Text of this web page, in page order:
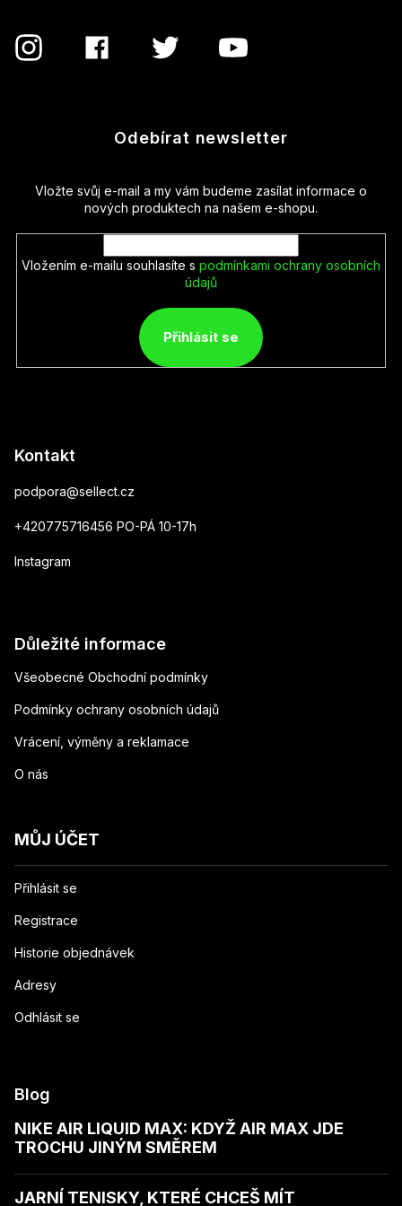
Odebírat newsletter
Vložte svůj e-mail a my vám budeme zasílat informace o
nových produktech na našem e-shopu.
Vložením e-mailu souhlasíte s podmínkami ochrany osobních
údajů
Přihlásit se
Kontakt
podpora@sellect.cz
+420775716456 PO-PÁ 10-17h
Instagram
Důležité informace
Všeobecné Obchodní podmínky
Podmínky ochrany osobních údajů
Vrácení, výměny a reklamace
O nás
MŮJ ÚČET
Přihlásit se
Registrace
Historie objednávek
Adresy
Odhlásit se
Blog
NIKE AIR LIQUID MAX: KDYŽ AIR MAX JDE
TROCHU JINÝM SMĚREM
JARNÍ TENISKY, KTERÉ CHCEŠ MÍT